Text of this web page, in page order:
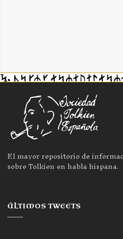
El mayor repositorio de
sobre Tolkien en habla hispana.
ÚLTIMOS TWEETS